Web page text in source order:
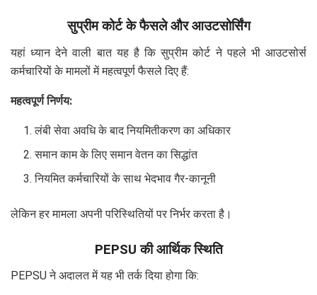
सुप्रीम कोर्ट के फैसले और आउटसोर्सिंग
यहां ध्यान देने वाली बात यह है कि सुप्रीम कोर्ट ने पहले भी आउटसोर्स
कर्मचारियों के मामलों में महत्वपूर्ण फैसले दिए हैं:
महत्वपूर्ण निर्णय:
लंबी सेवा अवधि के बाद नियमितीकरण का अधिकार
समान काम के लिए समान वेतन का सिद्धांत
नियमित कर्मचारियों के साथ भेदभाव गैर-कानूनी
लेकिन हर मामला अपनी परिस्थितियों पर निर्भर करता है।
PEPSU की आर्थिक स्थिति
PEPSU ने अदालत में यह भी तर्क दिया होगा कि: